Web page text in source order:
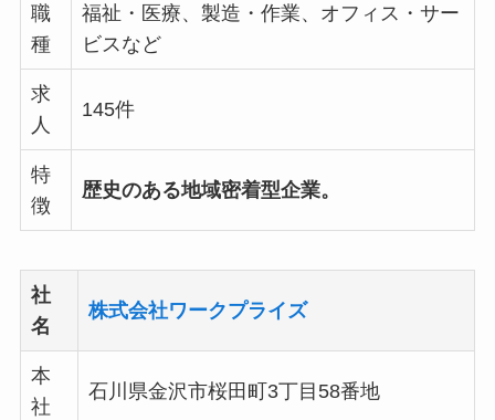
職
種
福祉・医療、製造・作業、オフィス・サー
ビスなど
求
人
145件
特
徴
歴史のある地域密着型企業。
社
名
株式会社ワークプライズ
本
社
石川県金沢市桜田町3丁目58番地